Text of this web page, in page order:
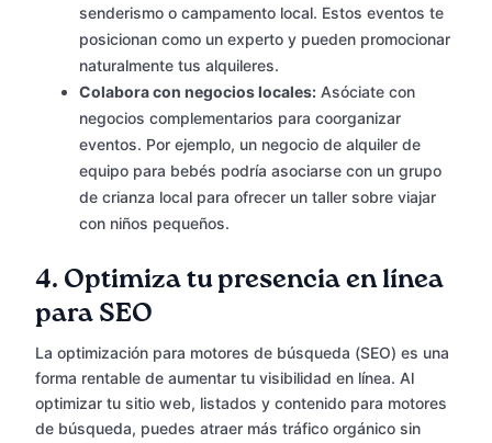
senderismo o campamento local. Estos eventos te
posicionan como un experto y pueden promocionar
naturalmente tus alquileres.
Colabora con negocios locales: Asóciate con
negocios complementarios para coorganizar
eventos. Por ejemplo, un negocio de alquiler de
equipo para bebés podría asociarse con un grupo
de crianza local para ofrecer un taller sobre viajar
con niños pequeños.
4. Optimiza tu presencia en línea
para SEO
La optimización para motores de búsqueda (SEO) es una
forma rentable de aumentar tu visibilidad en línea. Al
optimizar tu sitio web, listados y contenido para motores
de búsqueda, puedes atraer más tráfico orgánico sin